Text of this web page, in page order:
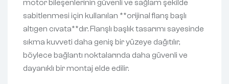
motor bileşenlerinin güvenli ve sağlam şekilde
sabitlenmesi için kullanılan **orijinal flanş başlı
altıgen cıvata**dır. Flanşlı başlık tasarımı sayesinde
sıkma kuvveti daha geniş bir yüzeye dağıtılır,
böylece bağlantı noktalarında daha güvenli ve
dayanıklı bir montaj elde edilir.